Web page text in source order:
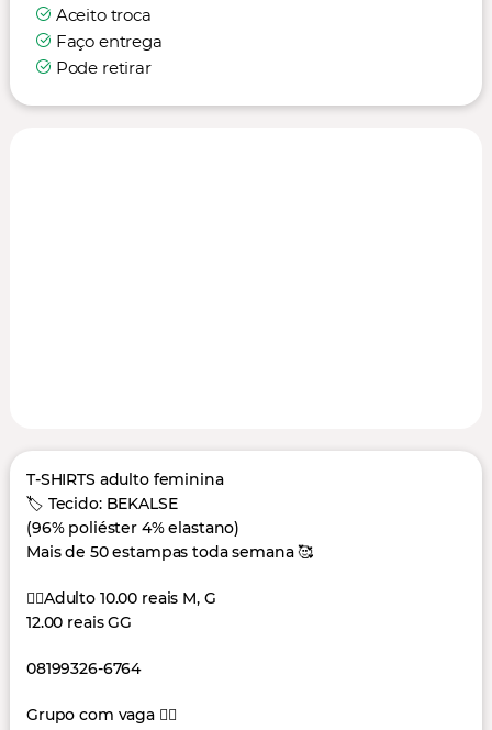
Aceito troca
Faço entrega
Pode retirar
T-SHIRTS adulto feminina
🏷️ Tecido: BEKALSE
(96% poliéster 4% elastano)
Mais de 50 estampas toda semana 🥰
👉🏻Adulto 10.00 reais M, G
12.00 reais GG
08199326-6764
Grupo com vaga 👇🏻